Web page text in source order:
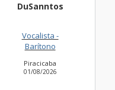
DuSanntos
Vocalista -
Barítono
Piracicaba
01/08/2026